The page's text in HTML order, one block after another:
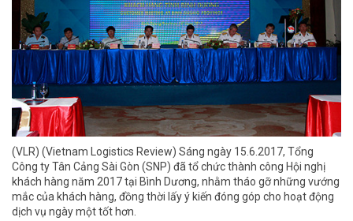
(VLR) (Vietnam Logistics Review) Sáng ngày 15.6.2017, Tổng
Công ty Tân Cảng Sài Gòn (SNP) đã tổ chức thành công Hội nghị
khách hàng năm 2017 tại Bình Dương, nhằm tháo gỡ những vướng
mắc của khách hàng, đồng thời lấy ý kiến đóng góp cho hoạt động
dịch vụ ngày một tốt hơn.